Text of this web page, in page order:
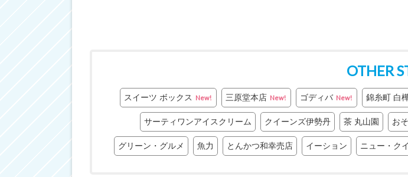
OTHER
スイーツ ボックス New! 三原堂本店 New! ゴディバ New! 錦糸町 白
サーティワンアイスクリーム クイーンズ伊勢丹 茶 丸山園 お
グリーン・グルメ 魚力 とんかつ和幸売店 イーション ニュー・ク